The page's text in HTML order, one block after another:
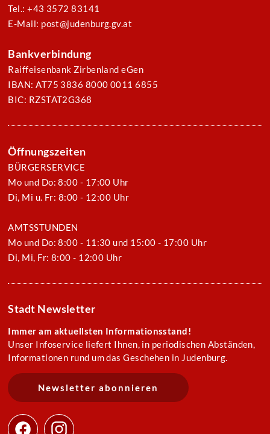
Tel.: +43 3572 83141
E-Mail: post@judenburg.gv.at
Bankverbindung
Raiffeisenbank Zirbenland eGen
IBAN: AT75 3836 8000 0011 6855
BIC: RZSTAT2G368
Öffnungszeiten
BÜRGERSERVICE
Mo und Do: 8:00 - 17:00 Uhr
Di, Mi u. Fr: 8:00 - 12:00 Uhr
AMTSSTUNDEN
Mo und Do: 8:00 - 11:30 und 15:00 - 17:00 Uhr
Di, Mi, Fr: 8:00 - 12:00 Uhr
Stadt Newsletter
Immer am aktuellsten Informationsstand!
Unser Infoservice liefert Ihnen, in periodischen Abständen,
Informationen rund um das Geschehen in Judenburg.
Newsletter abonnieren